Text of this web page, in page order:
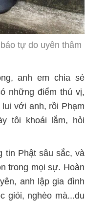
tự do uyên thâm
anh em chia sẻ
những điểm thú vị,
với anh, rồi Phạm
tôi khoái lắm, hỏi
tin Phật sâu sắc, và
trong mọi sự. Hoàn
anh lập gia đình
giỏi, nghèo mà...du